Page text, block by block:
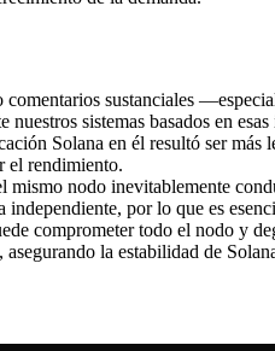
sustanciales
sistemas basados en
Solana en él resultó ser
el rendimiento.
nodo inevitablemente
por lo que es
comprometer todo el nodo y
la estabilidad de